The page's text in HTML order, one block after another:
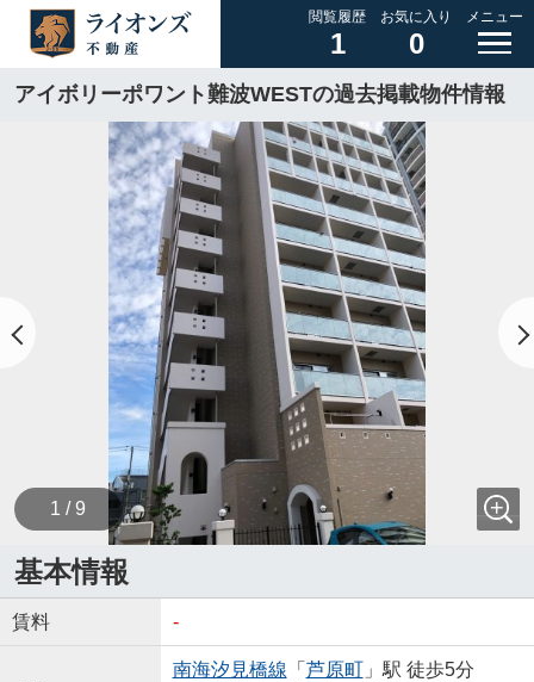
閲覧履歴
1
お気に入り
0
メニュー
アイボリーポワント難波WESTの過去掲載物件情報
1 / 9
基本情報
賃料 -
南海汐見橋線 「 芦原町」駅 徒歩5分